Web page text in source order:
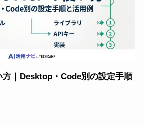
方｜Desktop・Code別の設定手順